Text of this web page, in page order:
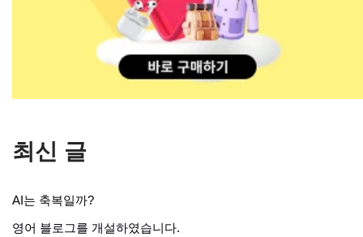
최신 글
AI는 축복일까?
영어 블로그를 개설하였습니다.